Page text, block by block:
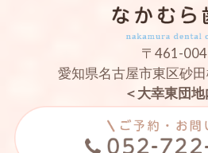
〒461-
愛知県名古屋市東区砂
＜大幸東団地